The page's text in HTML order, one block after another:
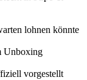
lohnen könnte
Unboxing
vorgestellt